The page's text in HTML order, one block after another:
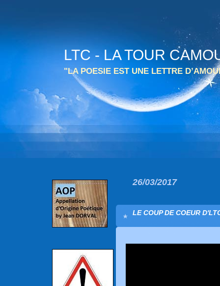
LTC - LA TOUR
"LA POESIE EST UNE LETTRE
26/03/2017
LE COUP DE COEUR